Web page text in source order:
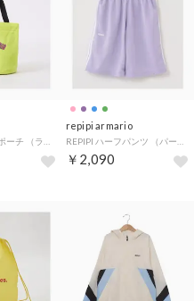
repipi armario
￥2,090